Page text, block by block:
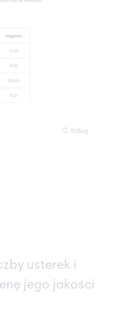
usterek i
jego jakości